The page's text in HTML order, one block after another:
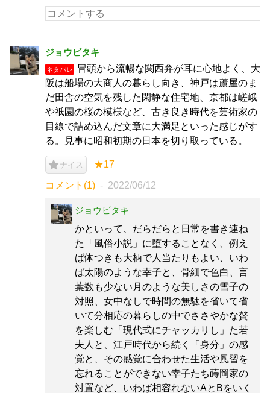
ジョウビタキ
ネタバレ
冒頭から流暢な関西弁が耳に心地よく、大
阪は船場の大商人の暮らし向き、神戸は蘆屋のま
だ田舎の空気を残した閑静な住宅地、京都は嵯峨
や祇園の桜の模様など、古き良き時代を芸術家の
目線で詰め込んだ文章に大満足といった感じがす
る。見事に昭和初期の日本を切り取っている。
ナイス ★17
コメント(1) 2022/06/12
ジョウビタキ
かといって、だらだらと日常を書き連ね
た「風俗小説」に堕することなく、例え
ば体つきも大柄で人当たりもよい、いわ
ば太陽のような幸子と、骨細で色白、言
葉数も少ない月のような美しさの雪子の
対照、女中なしで時間の無駄を省いて省
いて分相応の暮らしの中でささやかな贅
を楽しむ「現代式にチャッカリし」た若
夫人と、江戸時代から続く「身分」の感
覚と、その感覚に合わせた生活や風習を
忘れることができない幸子たち蒔岡家の
対置など、いわば相容れないAとBをいく